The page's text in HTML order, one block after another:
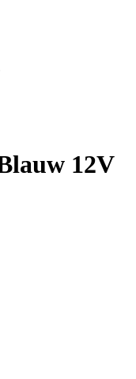
12V